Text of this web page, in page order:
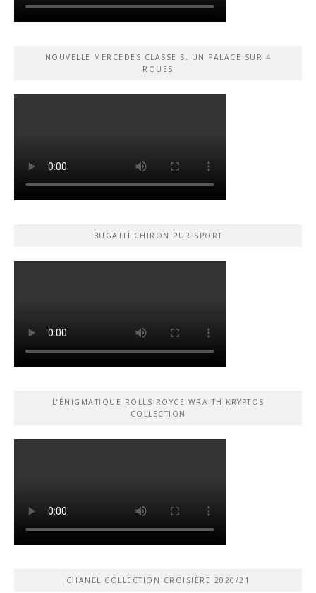
NOUVELLE MERCEDES CLASSE S, UN PALACE SUR 4
ROUES
BUGATTI CHIRON PUR SPORT
L’ÉNIGMATIQUE ROLLS-ROYCE WRAITH KRYPTOS
COLLECTION
CHANEL COLLECTION CROISIÈRE 2020/21